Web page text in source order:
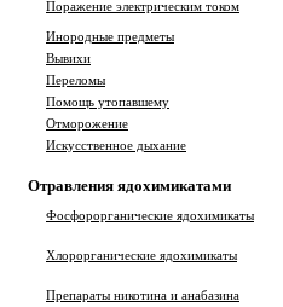
Поражение электрическим током
Инородные предметы
Вывихи
Переломы
Помощь утопавшему
Отморожение
Искусственное дыхание
Отравления ядохимикатами
Фосфорорганические ядохимикаты
Хлорорганические ядохимикаты
Препараты никотина и анабазина